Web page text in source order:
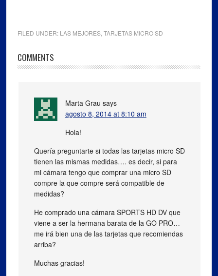
FILED UNDER: LAS MEJORES, TARJETAS MICRO SD
COMMENTS
Marta Grau says
agosto 8, 2014 at 8:10 am
Hola!
Quería preguntarte si todas las tarjetas micro SD
tienen las mismas medidas…. es decir, si para
mi cámara tengo que comprar una micro SD
compre la que compre será compatible de
medidas?
He comprado una cámara SPORTS HD DV que
viene a ser la hermana barata de la GO PRO…
me irá bien una de las tarjetas que recomiendas
arriba?
Muchas gracias!